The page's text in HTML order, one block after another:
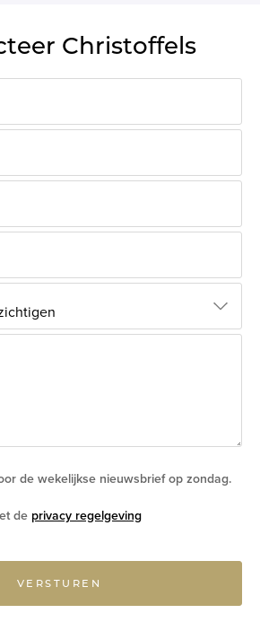
Christoffels
de wekelijkse nieuwsbrief op zondag.
de privacy regelgeving
VERSTUREN